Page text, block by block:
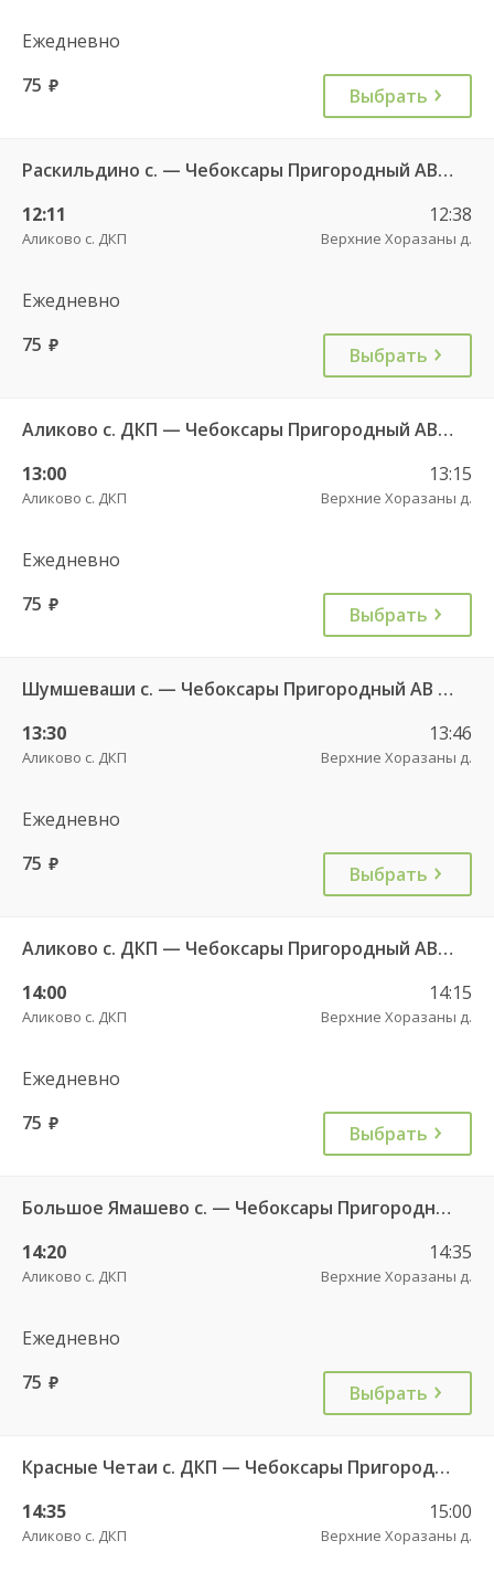
Ежедневно
75 руб. Выбрать
Раскильдино с. — Чебоксары Пригородный АВ ч/з Орбаши д. 728
12:11
Аликово с. ДКП
12:38
Верхние Хоразаны д.
Ежедневно
75 руб. Выбрать
Аликово с. ДКП — Чебоксары Пригородный АВ 520
13:00
Аликово с. ДКП
13:15
Верхние Хоразаны д.
Ежедневно
75 руб. Выбрать
Шумшеваши с. — Чебоксары Пригородный АВ 734
13:30
Аликово с. ДКП
13:46
Верхние Хоразаны д.
Ежедневно
75 руб. Выбрать
Аликово с. ДКП — Чебоксары Пригородный АВ 520
14:00
Аликово с. ДКП
14:15
Верхние Хоразаны д.
Ежедневно
75 руб. Выбрать
Большое Ямашево с. — Чебоксары Пригородный АВ 661
14:20
Аликово с. ДКП
14:35
Верхние Хоразаны д.
Ежедневно
75 руб. Выбрать
Красные Четаи с. ДКП — Чебоксары Пригородный АВ ч/з Аликово с. ДКП 753
14:35
Аликово с. ДКП
15:00
Верхние Хоразаны д.